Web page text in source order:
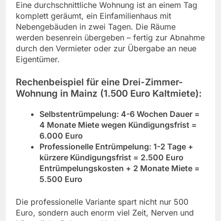
Eine durchschnittliche Wohnung ist an einem Tag
komplett geräumt, ein Einfamilienhaus mit
Nebengebäuden in zwei Tagen. Die Räume
werden besenrein übergeben – fertig zur Abnahme
durch den Vermieter oder zur Übergabe an neue
Eigentümer.
Rechenbeispiel für eine Drei-Zimmer-
Wohnung in Mainz (1.500 Euro Kaltmiete):
Selbstentrümpelung: 4-6 Wochen Dauer =
4 Monate Miete wegen Kündigungsfrist =
6.000 Euro
Professionelle Entrümpelung: 1-2 Tage +
kürzere Kündigungsfrist = 2.500 Euro
Entrümpelungskosten + 2 Monate Miete =
5.500 Euro
Die professionelle Variante spart nicht nur 500
Euro, sondern auch enorm viel Zeit, Nerven und